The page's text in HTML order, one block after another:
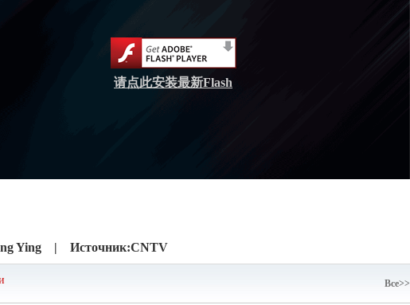
请点此安装最新Flash
Ying | Источник:CNTV
Bce>>